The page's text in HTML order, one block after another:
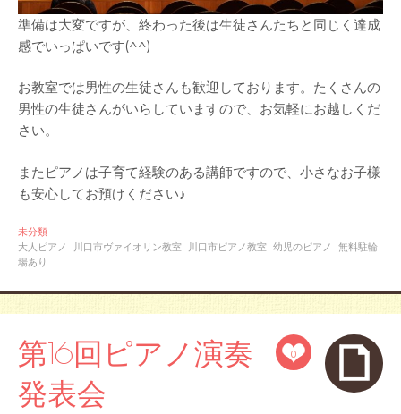
準備は大変ですが、終わった後は生徒さんたちと同じく達成
感でいっぱいです(^^)
お教室では男性の生徒さんも歓迎しております。たくさんの
男性の生徒さんがいらしていますので、お気軽にお越しくだ
さい。
またピアノは子育て経験のある講師ですので、小さなお子様
も安心してお預けください♪
未分類
大人ピアノ
川口市ヴァイオリン教室 川口市ピアノ教室 幼児のピアノ
無料駐輪
場あり
0
第16回ピアノ演奏
発表会